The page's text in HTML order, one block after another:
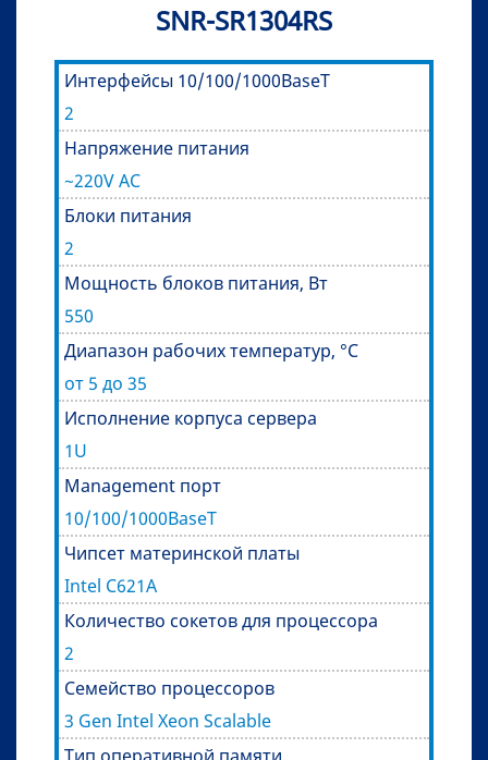
SNR-SR1304RS
Интерфейсы 10/100/1000BaseT
2
Напряжение питания
~220V AC
Блоки питания
2
Мощность блоков питания, Вт
550
Диапазон рабочих температур, °C
от 5 до 35
Исполнение корпуса сервера
1U
Management порт
10/100/1000BaseT
Чипсет материнской платы
Intel C621A
Количество сокетов для процессора
2
Семейство процессоров
3 Gen Intel Xeon Scalable